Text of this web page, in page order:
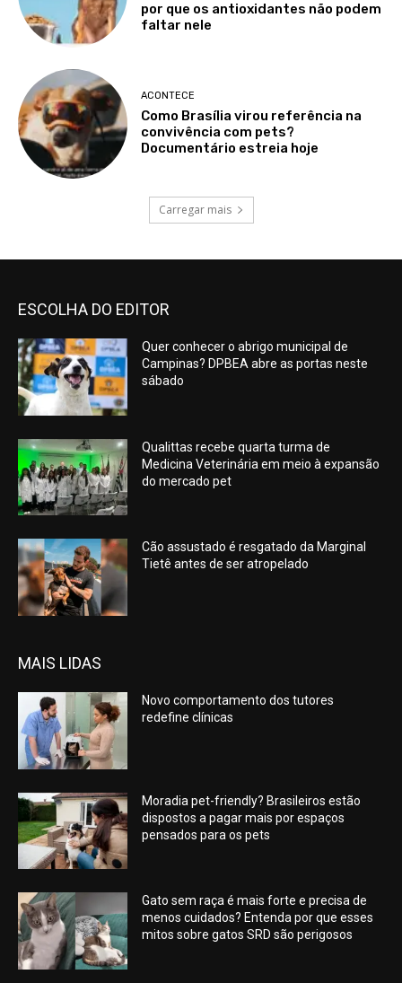
por que os antioxidantes não podem
faltar nele
ACONTECE
Como Brasília virou referência na
convivência com pets?
Documentário estreia hoje
Carregar mais
ESCOLHA DO EDITOR
Quer conhecer o abrigo municipal de
Campinas? DPBEA abre as portas neste
sábado
Qualittas recebe quarta turma de
Medicina Veterinária em meio à expansão
do mercado pet
Cão assustado é resgatado da Marginal
Tietê antes de ser atropelado
MAIS LIDAS
Novo comportamento dos tutores
redefine clínicas
Moradia pet-friendly? Brasileiros estão
dispostos a pagar mais por espaços
pensados para os pets
Gato sem raça é mais forte e precisa de
menos cuidados? Entenda por que esses
mitos sobre gatos SRD são perigosos